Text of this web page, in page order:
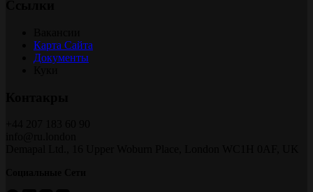
Карта Сайта
Документы